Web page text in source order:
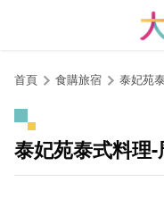
首頁 食購旅宿 泰妃苑
泰妃苑泰式料理